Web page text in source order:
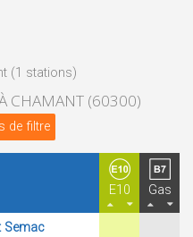
(1 stations)
CHAMANT (60300)
de filtre
E10 Gas
Semac